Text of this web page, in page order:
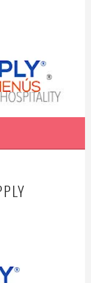
QRO |
BAJÍO
| CDMX